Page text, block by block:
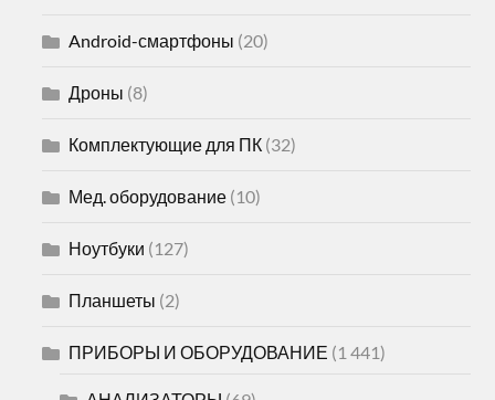
Android-смартфоны (20)
Дроны (8)
Комплектующие для ПК (32)
Мед. оборудование (10)
Ноутбуки (127)
Планшеты (2)
ПРИБОРЫ И ОБОРУДОВАНИЕ (1 441)